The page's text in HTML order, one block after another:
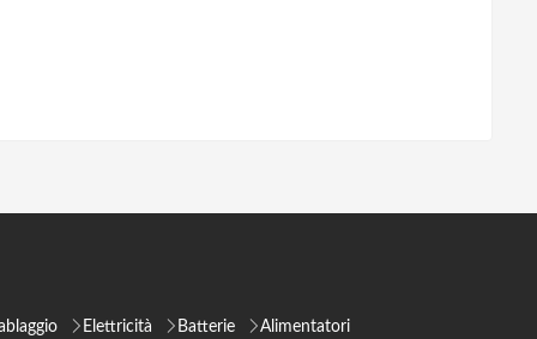
Elettricità Batterie Alimentatori